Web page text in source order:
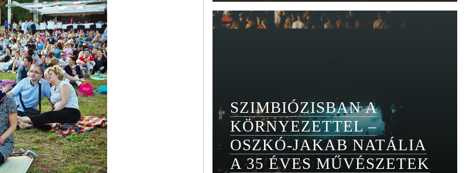
SZIMBIÓZISBAN A
KÖRNYEZETTEL –
OSZKÓ-JAKAB NATÁLIA
A 35 ÉVES MŰVÉSZETEK